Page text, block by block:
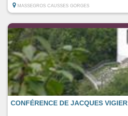
MASSEGROS CAUSSES GORGES
CONFÉRENCE DE JACQUES VIGIER